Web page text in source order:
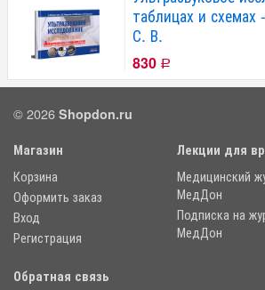
таблицах и схемах
С. В.
830 Р
© 2026 Shopdon.ru
Магазин
Корзина
Оформить заказ
Вход
Регистрация
Лекции для
Медицинский
МедДон
Подписка на
МедДон
Обратная связь